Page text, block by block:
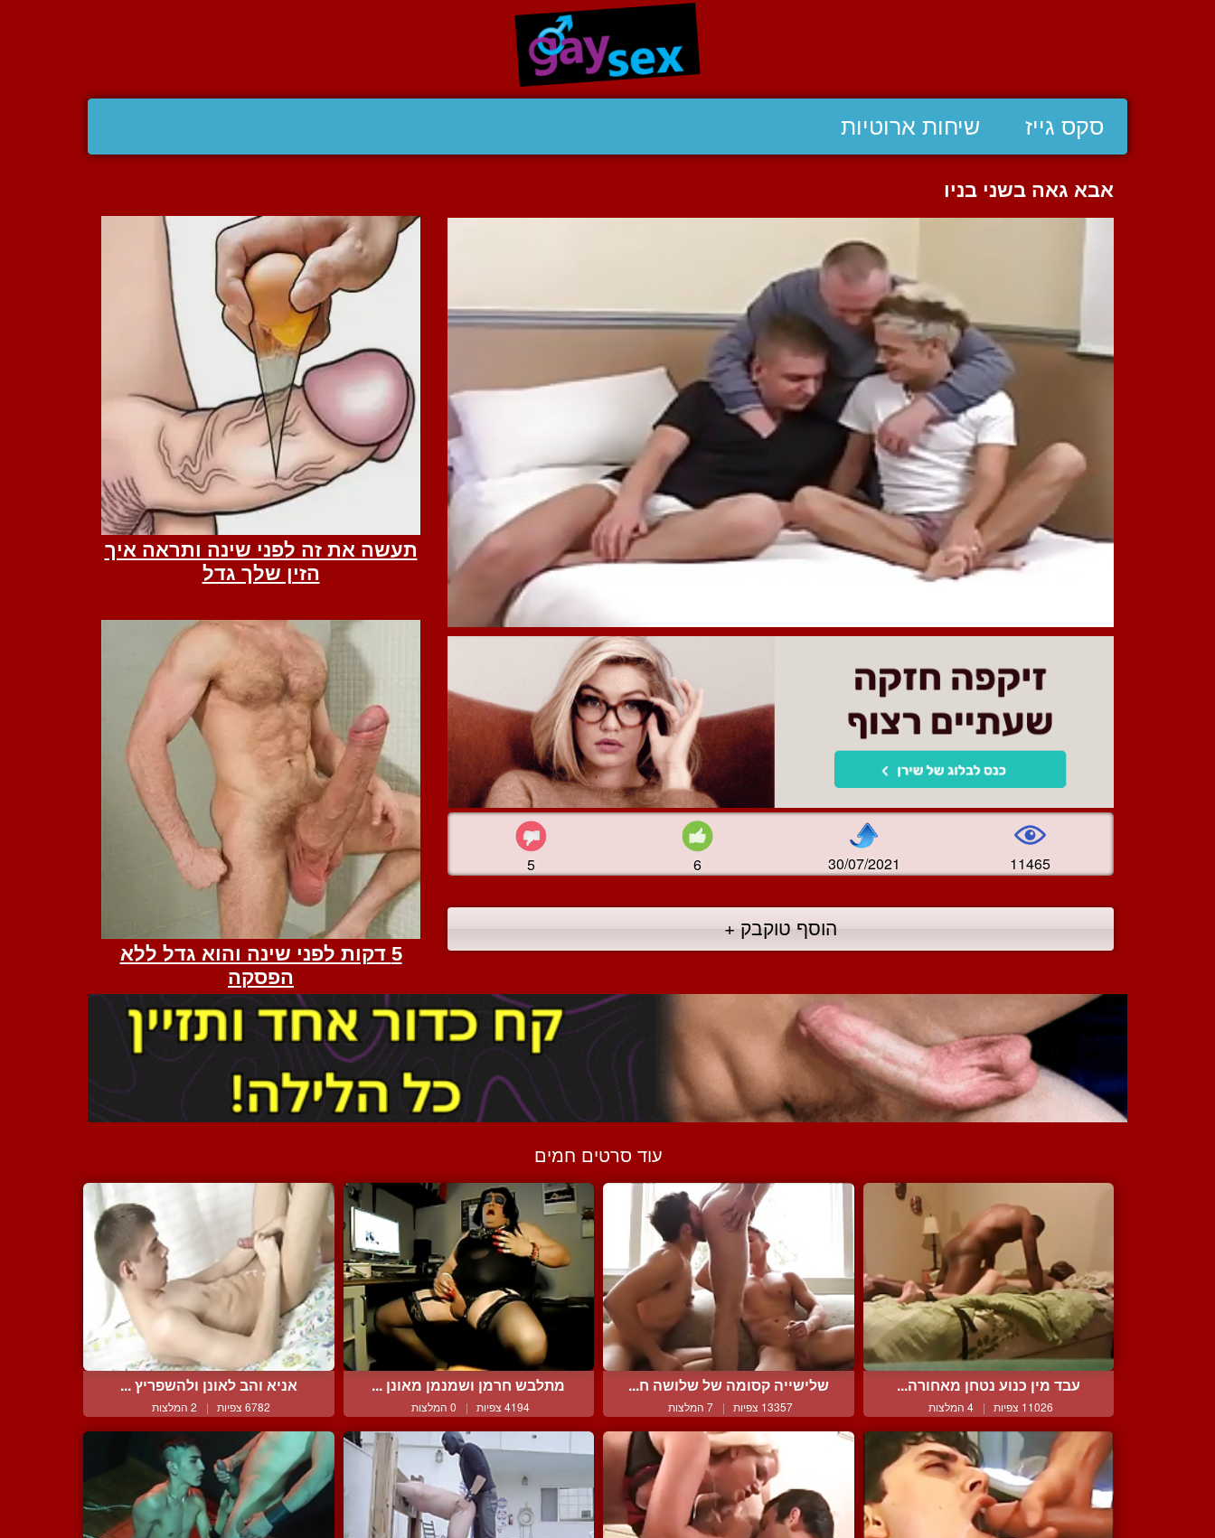
סקס גייז שיחות ארוטיות
אבא גאה בשני בניו
5 6 30/07/2021 11465
הוסף טוקבק +
עוד סרטים חמים
עבד מין כנוע נטחן מאחורה...
11026 צפיות | 4 המלצות
שלישייה קסומה של שלושה ח...
13357 צפיות | 7 המלצות
מתלבש חרמן ושמנמן מאונן ...
4194 צפיות | 0 המלצות
אניא והב לאונן ולהשפריץ ...
6782 צפיות | 2 המלצות